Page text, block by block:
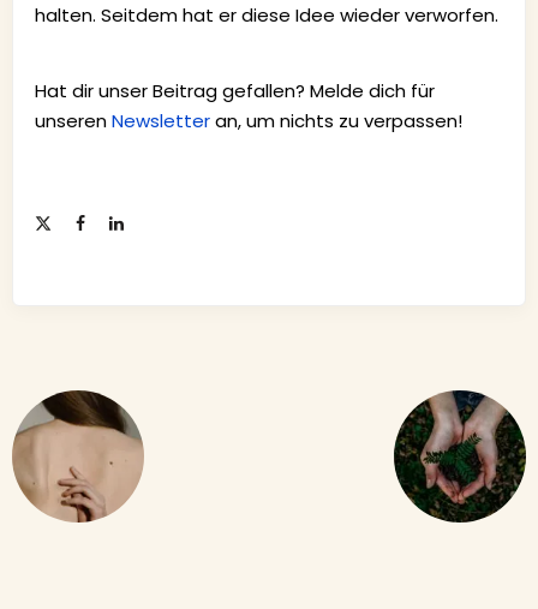
halten. Seitdem hat er diese Idee wieder verworfen.
Hat dir unser Beitrag gefallen? Melde dich für
unserenNewsletteran, um nichts zu verpassen!